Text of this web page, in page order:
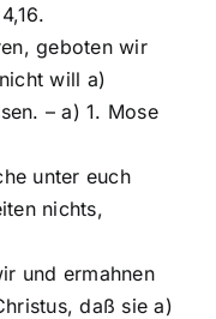
geboten wir
will a)
– a) 1. Mose
unter euch
nichts,
und ermahnen
daß sie a)